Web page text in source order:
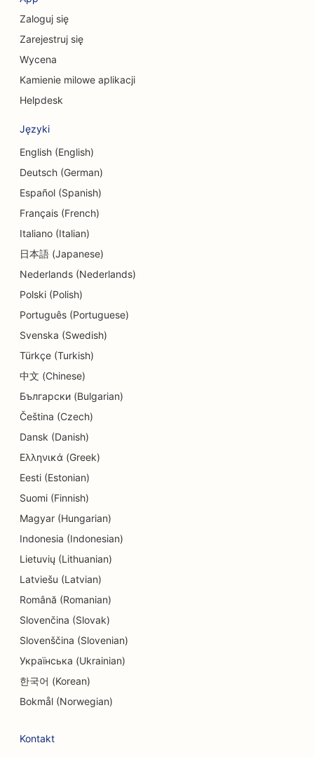
Zaloguj się
Zarejestruj się
Wycena
Kamienie milowe aplikacji
Helpdesk
Języki
English (English)
Deutsch (German)
Español (Spanish)
Français (French)
Italiano (Italian)
日本語 (Japanese)
Nederlands (Nederlands)
Polski (Polish)
Português (Portuguese)
Svenska (Swedish)
Türkçe (Turkish)
中文 (Chinese)
Български (Bulgarian)
Čeština (Czech)
Dansk (Danish)
Ελληνικά (Greek)
Eesti (Estonian)
Suomi (Finnish)
Magyar (Hungarian)
Indonesia (Indonesian)
Lietuvių (Lithuanian)
Latviešu (Latvian)
Română (Romanian)
Slovenčina (Slovak)
Slovenščina (Slovenian)
Українська (Ukrainian)
한국어 (Korean)
Bokmål (Norwegian)
Kontakt